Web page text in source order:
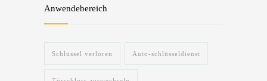
Anwendebereich
Schlüssel verloren Auto-schlüsseldienst